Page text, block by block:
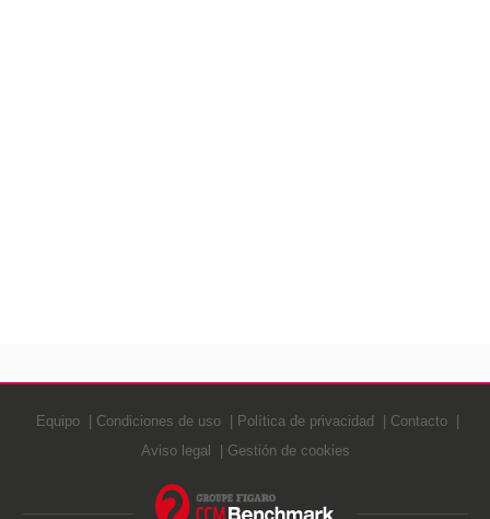
Equipo Condiciones de uso Política de privacidad
Contacto
Aviso legal
Gestión de cookies